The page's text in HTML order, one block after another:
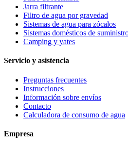
Jarra filtrante
Filtro de agua por gravedad
Sistemas de agua para zócalos
Sistemas domésticos de
Camping y yates
Servicio y asistencia
Preguntas frecuentes
Instrucciones
Información sobre envíos
Contacto
Calculadora de consumo de agua
Empresa